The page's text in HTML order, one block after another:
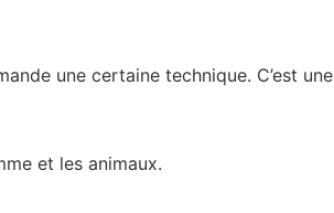
une certaine technique. C’est une
et les animaux.